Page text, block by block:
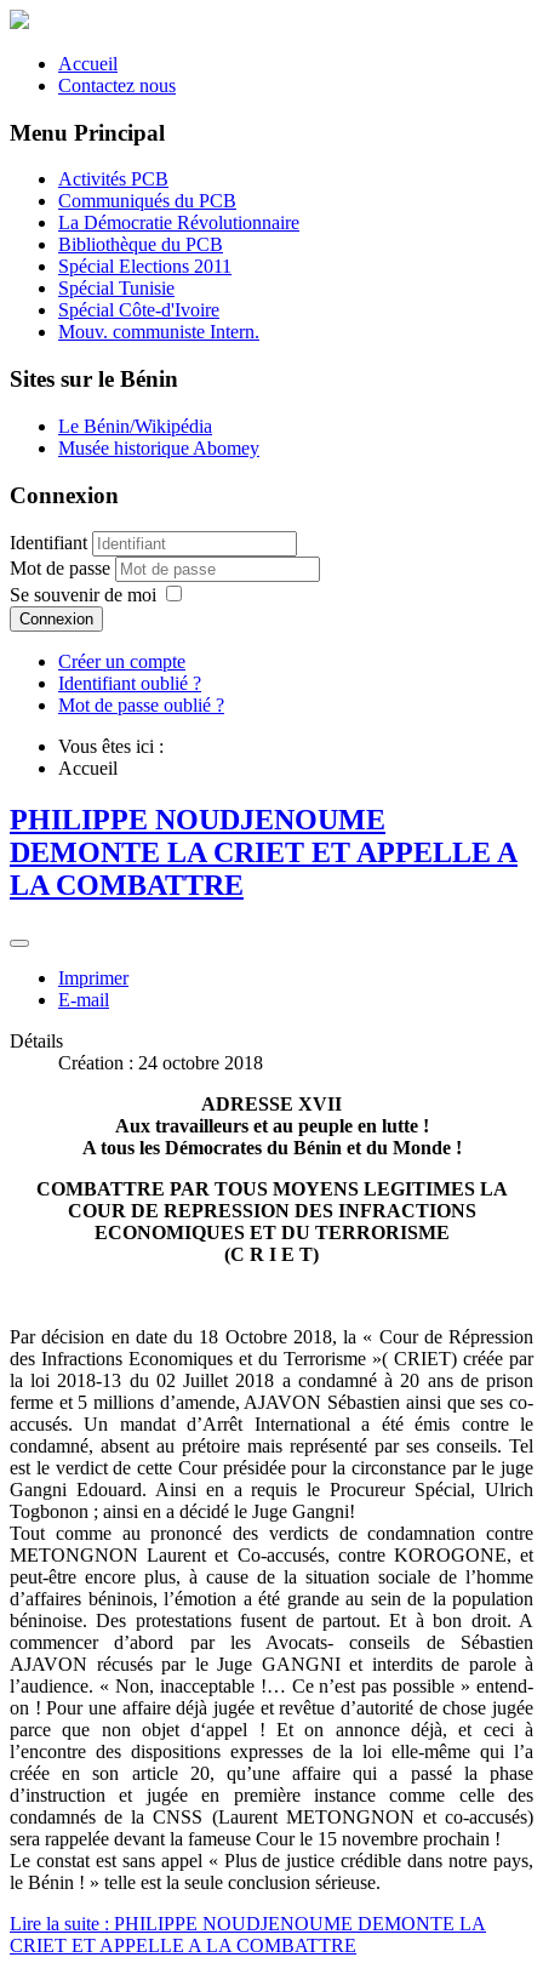
Accueil
Contactez nous
Menu Principal
Activités PCB
Communiqués du PCB
La Démocratie Révolutionnaire
Bibliothèque du PCB
Spécial Elections 2011
Spécial Tunisie
Spécial Côte-d'Ivoire
Mouv. communiste Intern.
Sites sur le Bénin
Le Bénin/Wikipédia
Musée historique Abomey
Connexion
Identifiant
Mot de passe
Se souvenir de moi
Connexion
Créer un compte
Identifiant oublié ?
Mot de passe oublié ?
Vous êtes ici :
Accueil
PHILIPPE NOUDJENOUME
DEMONTE LA CRIET ET APPELLE A
LA COMBATTRE
Imprimer
E-mail
Détails
Création : 24 octobre 2018
ADRESSE XVII
Aux travailleurs et au peuple en lutte !
A tous les Démocrates du Bénin et du Monde !
COMBATTRE PAR TOUS MOYENS LEGITIMES LA
COUR DE REPRESSION DES INFRACTIONS
ECONOMIQUES ET DU TERRORISME
(C R I E T)
Par décision en date du 18 Octobre 2018, la « Cour de Répression
des Infractions Economiques et du Terrorisme »( CRIET) créée par
la loi 2018-13 du 02 Juillet 2018 a condamné à 20 ans de prison
ferme et 5 millions d’amende, AJAVON Sébastien ainsi que ses co-
accusés. Un mandat d’Arrêt International a été émis contre le
condamné, absent au prétoire mais représenté par ses conseils. Tel
est le verdict de cette Cour présidée pour la circonstance par le juge
Gangni Edouard. Ainsi en a requis le Procureur Spécial, Ulrich
Togbonon ; ainsi en a décidé le Juge Gangni!
Tout comme au prononcé des verdicts de condamnation contre
METONGNON Laurent et Co-accusés, contre KOROGONE, et
peut-être encore plus, à cause de la situation sociale de l’homme
d’affaires béninois, l’émotion a été grande au sein de la population
béninoise. Des protestations fusent de partout. Et à bon droit. A
commencer d’abord par les Avocats- conseils de Sébastien
AJAVON récusés par le Juge GANGNI et interdits de parole à
l’audience. « Non, inacceptable !… Ce n’est pas possible » entend-
on ! Pour une affaire déjà jugée et revêtue d’autorité de chose jugée
parce que non objet d‘appel ! Et on annonce déjà, et ceci à
l’encontre des dispositions expresses de la loi elle-même qui l’a
créée en son article 20, qu’une affaire qui a passé la phase
d’instruction et jugée en première instance comme celle des
condamnés de la CNSS (Laurent METONGNON et co-accusés)
sera rappelée devant la fameuse Cour le 15 novembre prochain !
Le constat est sans appel « Plus de justice crédible dans notre pays,
le Bénin ! » telle est la seule conclusion sérieuse.
Lire la suite : PHILIPPE NOUDJENOUME DEMONTE LA
CRIET ET APPELLE A LA COMBATTRE